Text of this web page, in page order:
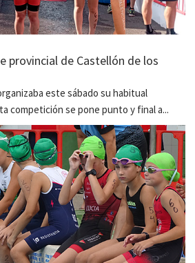
provincial de Castellón de los
este sábado su habitual
competición se pone punto y final a...